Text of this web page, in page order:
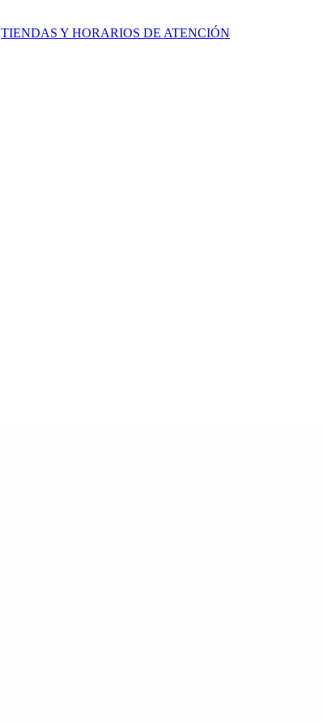
TIENDAS Y HORARIOS DE ATENCIÓN